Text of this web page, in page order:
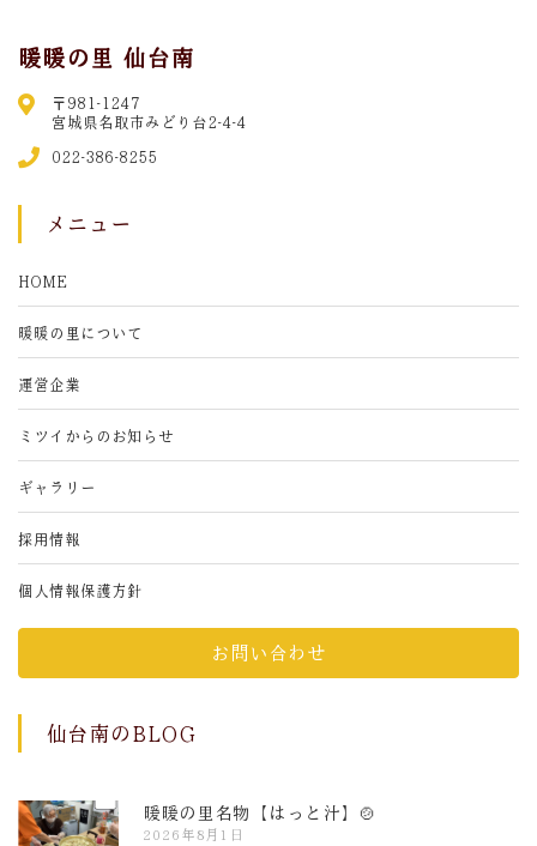
暖暖の里 仙台南
〒981-1247
宮城県名取市みどり台2-4-4
022-386-8255
メニュー
HOME
暖暖の里について
運営企業
ミツイからのお知らせ
ギャラリー
採用情報
個人情報保護方針
お問い合わせ
仙台南のBLOG
暖暖の里名物【はっと汁】🍲
2026年8月1日